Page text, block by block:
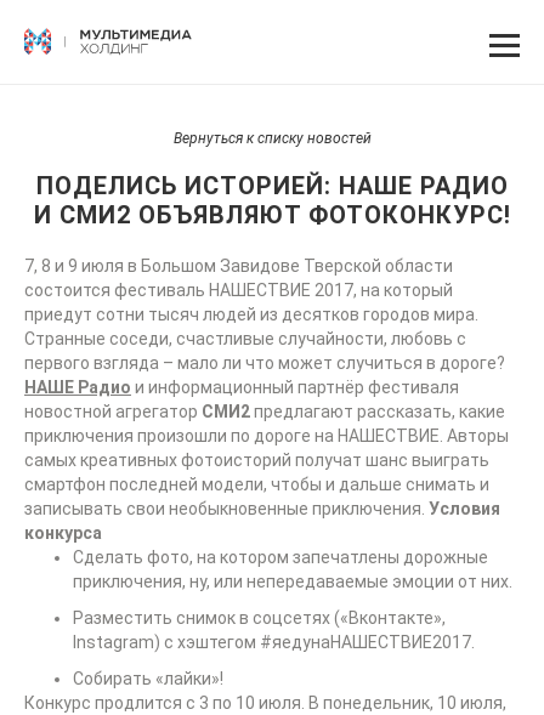
Вернуться к списку новостей
ПОДЕЛИСЬ ИСТОРИЕЙ: НАШЕ РАДИО
И СМИ2 ОБЪЯВЛЯЮТ ФОТОКОНКУРС!
7, 8 и 9 июля в Большом Завидове Тверской области
состоится фестиваль НАШЕСТВИЕ 2017, на который
приедут сотни тысяч людей из десятков городов мира.
Странные соседи, счастливые случайности, любовь с
первого взгляда – мало ли что может случиться в дороге?
НАШЕ Радио и информационный партнёр фестиваля
новостной агрегатор СМИ2предлагают рассказать, какие
приключения произошли по дороге на НАШЕСТВИЕ. Авторы
самых креативных фотоисторий получат шанс выиграть
смартфон последней модели, чтобы и дальше снимать и
записывать свои необыкновенные приключения. Условия
конкурса
Сделать фото, на котором запечатлены дорожные
приключения, ну, или непередаваемые эмоции от них.
Разместить снимок в соцсетях («Вконтакте»,
Instagram) с хэштегом #яедунаНАШЕСТВИЕ2017.
Собирать «лайки»!
Конкурс продлится с 3 по 10 июля. В понедельник, 10 июля,